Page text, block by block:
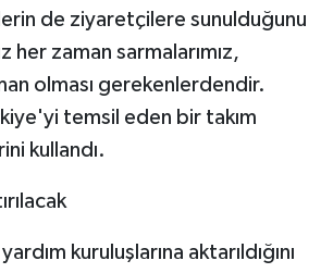
de ziyaretçilere sunulduğunu
her zaman sarmalarımız,
olması gerekenlerdendir.
temsil eden bir takım
kullandı.
kuruluşlarına aktarıldığını